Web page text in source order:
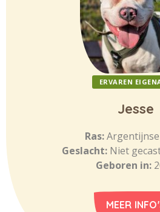
ERVAREN
Jesse
Ras:
Geslacht: Niet
Geboren in:
MEER